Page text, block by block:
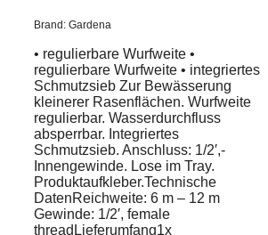
Brand: Gardena
• regulierbare Wurfweite •
regulierbare Wurfweite • integriertes
Schmutzsieb Zur Bewässerung
kleinerer Rasenflächen. Wurfweite
regulierbar. Wasserdurchfluss
absperrbar. Integriertes
Schmutzsieb. Anschluss: 1/2′,-
Innengewinde. Lose im Tray.
Produktaufkleber.Technische
DatenReichweite: 6 m – 12 m
Gewinde: 1/2′, female
threadLieferumfang1x